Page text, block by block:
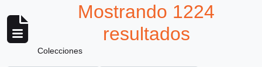
Mostrando 1224
resultados
Colecciones